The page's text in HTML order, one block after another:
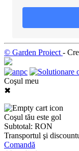
© Garden Proiect -
Coşul meu
✖
Coşul tău este gol
Subtotal: RON
Transportul şi
Comandă